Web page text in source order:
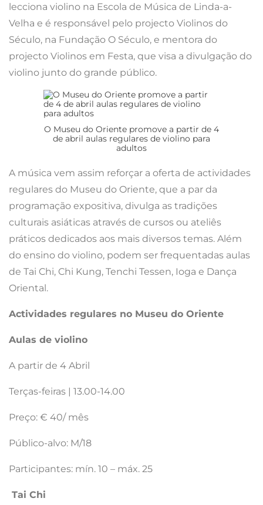
lecciona violino na Escola de Música de Linda-a-
Velha e é responsável pelo projecto Violinos do
Século, na Fundação O Século, e mentora do
projecto Violinos em Festa, que visa a divulgação do
violino junto do grande público.
O Museu do Oriente promove a partir de 4
de abril aulas regulares de violino para
adultos
A música vem assim reforçar a oferta de actividades
regulares do Museu do Oriente, que a par da
programação expositiva, divulga as tradições
culturais asiáticas através de cursos ou ateliês
práticos dedicados aos mais diversos temas. Além
do ensino do violino, podem ser frequentadas aulas
de Tai Chi, Chi Kung, Tenchi Tessen, Ioga e Dança
Oriental.
Actividades regulares no Museu do Oriente
Aulas de violino
A partir de 4 Abril
Terças-feiras | 13.00-14.00
Preço: € 40/ mês
Público-alvo: M/18
Participantes: mín. 10 – máx. 25
Tai Chi